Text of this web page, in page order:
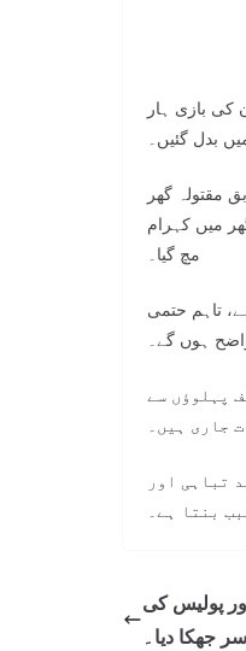
کی بازی ہار
بدل گئیں۔
مقتولہ گھر
میں کہرام
مچ گیا۔
تاہم حتمی
ہوں گے۔
پہلوؤں سے
جاری ہیں۔
تباہی اور
بنتا ہے۔
پولیس کی
جھکا دیا۔